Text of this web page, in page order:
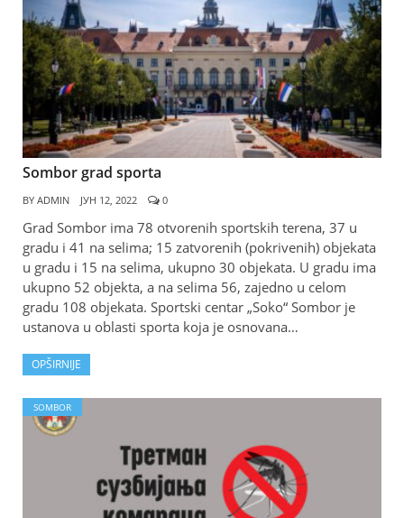
Sombor grad sporta
BY ADMIN ЈУН 12, 2022 0
Grad Sombor ima 78 otvorenih sportskih terena, 37 u
gradu i 41 na selima; 15 zatvorenih (pokrivenih) objekata
u gradu i 15 na selima, ukupno 30 objekata. U gradu ima
ukupno 52 objekta, a na selima 56, zajedno u celom
gradu 108 objekata. Sportski centar „Soko“ Sombor je
ustanova u oblasti sporta koja je osnovana…
OPŠIRNIJE
SOMBOR